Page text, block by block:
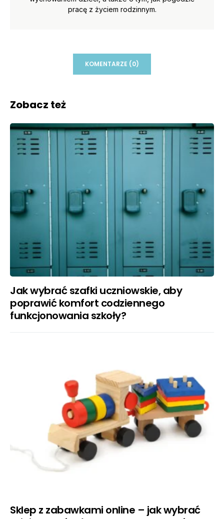
pracę z życiem rodzinnym.
KOMENTARZE (0)
Zobacz też
Jak wybrać szafki uczniowskie, aby
poprawić komfort codziennego
funkcjonowania szkoły?
Sklep z zabawkami online – jak wybrać